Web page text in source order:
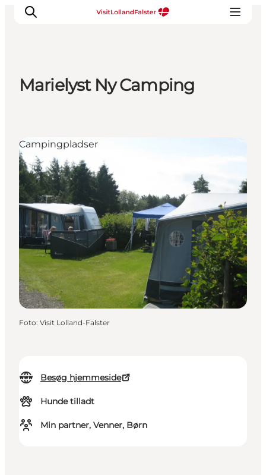
Kultur
Gastronomi
Planlæg din ferie
Marielyst Ny Camping
Besøg hjemmeside
Hunde tilladt
Min partner, Venner, Børn
Campingpladser
Foto: Visit Lolland-Falster